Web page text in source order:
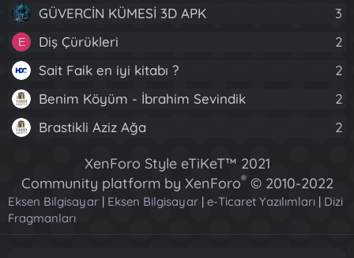
GÜVERCİN KÜMESİ 3D APK 3
E Diş Çürükleri
2
Sait Faik en iyi kitabı ?
2
Benim Köyüm - İbrahim Sevindik
2
Brastikli Aziz Ağa
2
XenForo Style eTiKeT™ 2021
Community platform by XenForo® © 2010-2022
XenForo Ltd.
[XGT] Forum statistics system
Eksen Bilgisayar | Eksen Bilgisayar | e-Ticaret Yazılımları | Dizi
Fragmanları